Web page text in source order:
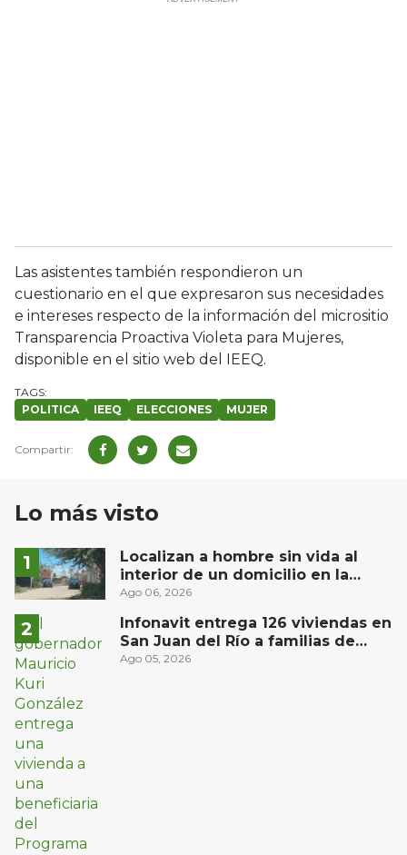
Las asistentes también respondieron un
cuestionario en el que expresaron sus necesidades
e intereses respecto de la información del micrositio
Transparencia Proactiva Violeta para Mujeres,
disponible en el sitio web del IEEQ.
POLITICA IEEQ ELECCIONES MUJER
Lo más visto
Localizan a hombre sin vida al
interior de un domicilio en la
comunidad El Rodeo, San Juan del
Ago 06, 2026
Infonavit entrega 126 viviendas en
San Juan del Río a familias de
bajos ingresos
Ago 05, 2026